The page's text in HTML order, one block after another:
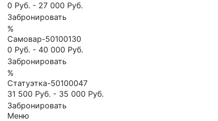
0 Руб. - 27 000 Руб.
Забронировать
%
Самовар-50100130
0 Руб. - 40 000 Руб.
Забронировать
%
Статуэтка-50100047
31 500 Руб. - 35 000 Руб.
Забронировать
Меню